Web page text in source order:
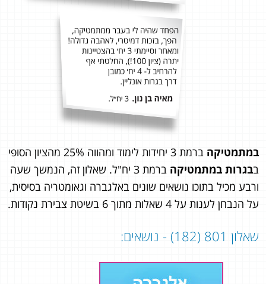
במתמטיקה
ברמת 3 יחידות לימוד ומהווה 25% מהציון הסופי
בבגרות במתמטיקה
ברמת 3 יח"ל. שאלון זה, הנמשך שעה
ורבע מכיל בתוכו נושאים שונים באלגברה וגאומטריה בסיסית,
על הנבחן לענות על 4 שאלות מתוך 6 בשיטת צבירת נקודות.
שאלון 801 (182) - נושאים: